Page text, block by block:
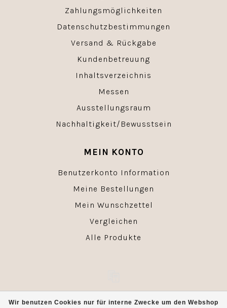
Wir benutzen Cookies nur für interne Zwecke um den Webshop
Zahlungsmöglichkeiten
Datenschutzbestimmungen
Versand & Rückgabe
Kundenbetreuung
Inhaltsverzeichnis
Messen
Ausstellungsraum
Nachhaltigkeit/Bewusstsein
MEIN KONTO
Benutzerkonto Information
Meine Bestellungen
Mein Wunschzettel
Vergleichen
Alle Produkte
© Copyright 2026 - Powered byLightspeed- Theme by